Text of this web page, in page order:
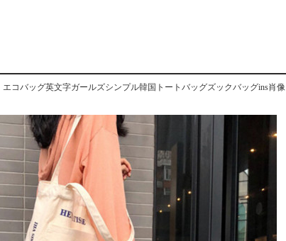
エコバッグ英文字ガールズシンプル韓国トートバッグズックバッグins肖像